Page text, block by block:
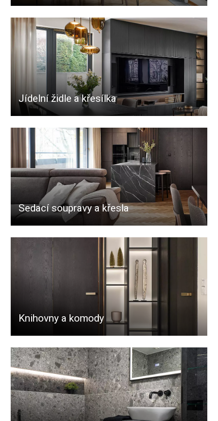
Jídelní židle a křesílka
Sedací soupravy a křesla
Knihovny a komody